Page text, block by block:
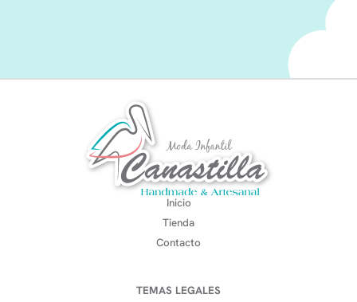
Inicio
Tienda
Contacto
TEMAS LEGALES